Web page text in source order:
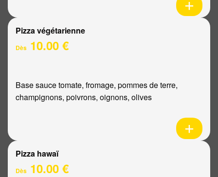
Pizza végétarienne
Dès 10.00 €
Base sauce tomate, fromage, pommes de terre,
champignons, poivrons, oignons, olives
Pizza hawaï
Dès 10.00 €